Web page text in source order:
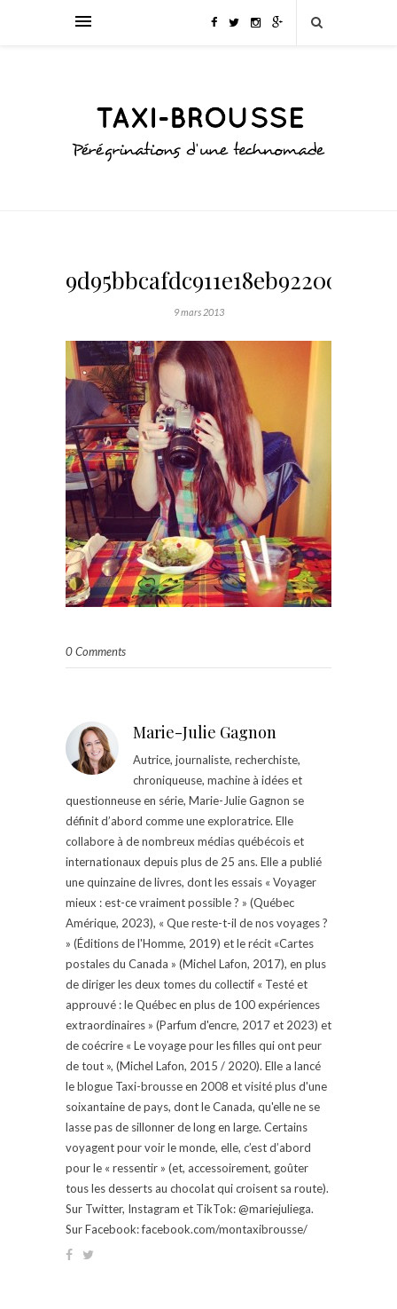
9 mars 2013
0 Comments
Marie-Julie Gagnon
Autrice, journaliste, recherchiste,
chroniqueuse, machine à idées et
questionneuse en série, Marie-Julie Gagnon se
définit d’abord comme une exploratrice. Elle
collabore à de nombreux médias québécois et
internationaux depuis plus de 25 ans. Elle a publié
une quinzaine de livres, dont les essais « Voyager
mieux : est-ce vraiment possible ? » (Québec
Amérique, 2023), « Que reste-t-il de nos voyages ?
» (Éditions de l'Homme, 2019) et le récit «Cartes
postales du Canada » (Michel Lafon, 2017), en plus
de diriger les deux tomes du collectif « Testé et
approuvé : le Québec en plus de 100 expériences
extraordinaires » (Parfum d'encre, 2017 et 2023) et
de coécrire « Le voyage pour les filles qui ont peur
de tout », (Michel Lafon, 2015 / 2020). Elle a lancé
le blogue Taxi-brousse en 2008 et visité plus d'une
soixantaine de pays, dont le Canada, qu'elle ne se
lasse pas de sillonner de long en large. Certains
voyagent pour voir le monde, elle, c’est d’abord
pour le « ressentir » (et, accessoirement, goûter
tous les desserts au chocolat qui croisent sa route).
Sur Twitter, Instagram et TikTok: @mariejuliega.
Sur Facebook: facebook.com/montaxibrousse/